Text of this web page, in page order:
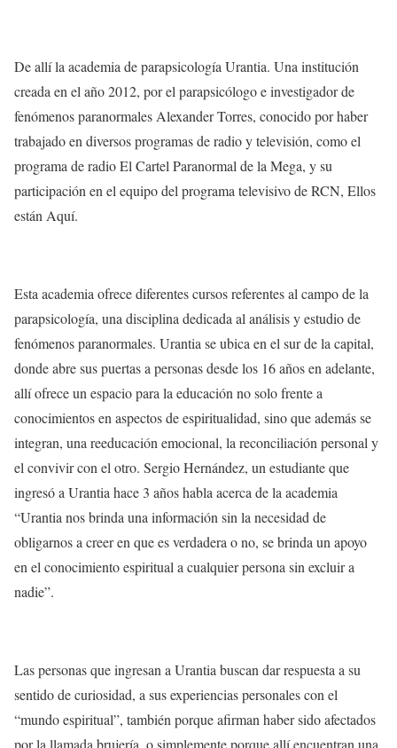
De allí la academia de parapsicología Urantia. Una institución
creada en el año 2012, por el parapsicólogo e investigador de
fenómenos paranormales Alexander Torres, conocido por haber
trabajado en diversos programas de radio y televisión, como el
programa de radio El Cartel Paranormal de la Mega, y su
participación en el equipo del programa televisivo de RCN, Ellos
están Aquí.
Esta academia ofrece diferentes cursos referentes al campo de la
parapsicología, una disciplina dedicada al análisis y estudio de
fenómenos paranormales. Urantia se ubica en el sur de la capital,
donde abre sus puertas a personas desde los 16 años en adelante,
allí ofrece un espacio para la educación no solo frente a
conocimientos en aspectos de espiritualidad, sino que además se
integran, una reeducación emocional, la reconciliación personal y
el convivir con el otro. Sergio Hernández, un estudiante que
ingresó a Urantia hace 3 años habla acerca de la academia
“Urantia nos brinda una información sin la necesidad de
obligarnos a creer en que es verdadera o no, se brinda un apoyo
en el conocimiento espiritual a cualquier persona sin excluir a
nadie”.
Las personas que ingresan a Urantia buscan dar respuesta a su
sentido de curiosidad, a sus experiencias personales con el
“mundo espiritual”, también porque afirman haber sido afectados
por la llamada brujería, o simplemente porque allí encuentran una